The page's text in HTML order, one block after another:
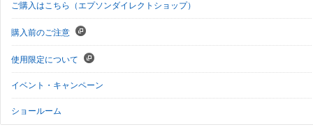
ご購入はこちら（エプソンダイレクトショップ）
購入前のご注意
使用限定について
イベント・キャンペーン
ショールーム